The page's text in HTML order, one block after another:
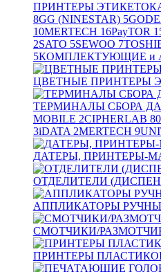
ПРИНТЕРЫ ЭТИКЕТОК
8GG (NINESTAR) 5
10MERTECH 16PayTOR
2SATO 5SEWOO 7
5КОМПЛЕКТУЮЩИЕ и
ЦВЕТНЫЕ ПРИНТЕРЫ
ТЕРМИНАЛЫ СБОРА
MOBILE 2CIPHERLAB 80
3iDATA 2MERTECH 9
ДАТЕРЫ, ПРИНТЕРЫ-
ОТДЕЛИТЕЛИ
АППЛИКАТОРЫ
СМОТЧИКИ/
ПРИНТЕРЫ